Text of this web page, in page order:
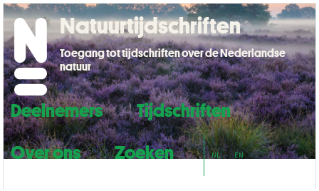
Deelnemers
Tijdschriften
Over ons
Zoeken NL EN
Natuurtijdschriften
Toegang tot tijdschriften over de Nederlandse
natuur